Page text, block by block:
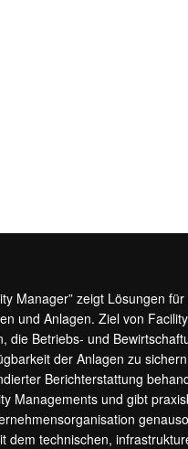
Manager” zeigt Lösungen
und Anlagen. Ziel von
die Betriebs- und
der Anlagen zu
Berichterstattung
Managements und gibt
dem technischen,